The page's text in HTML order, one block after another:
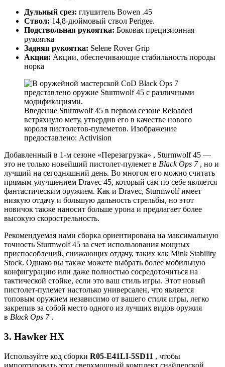
Дульный срез: глушитель Bowen .45
Ствол: 14,8-дюймовый ствол Perigee.
Подствольная рукоятка: Боковая прецизионная
рукоятка
Задняя рукоятка: Selene Rover Grip
Акции: Акции, обеспечивающие стабильность породы
норка
Введение Sturmwolf 45 в первом сезоне Reloaded
встряхнуло мету, утвердив его в качестве нового
короля пистолетов-пулеметов. Изображение
предоставлено: Activision
Добавленный в 1-м сезоне «Перезагрузка» , Sturmwolf 45 —
это не только новейший пистолет-пулемет в Black Ops 7, но и
лучший на сегодняшний день. Во многом его можно считать
прямым улучшением Dravec 45, который сам по себе является
фантастическим оружием. Как и Dravec, Sturmwolf имеет
низкую отдачу и большую дальность стрельбы, но этот
новичок также наносит больше урона и предлагает более
высокую скорострельность.
Рекомендуемая нами сборка ориентирована на максимальную
точность Sturmwolf 45 за счет использования мощных
приспособлений, снижающих отдачу, таких как Mink Stability
Stock. Однако вы также можете выбрать более мобильную
конфигурацию или даже полностью сосредоточиться на
тактической стойке, если это ваш стиль игры. Этот новый
пистолет-пулемет настолько универсален, что является
топовым оружием независимо от вашего стиля игры, легко
закрепив за собой место одного из лучших видов оружия
в Black Ops 7.
3. Hawker HX
Используйте код сборки R05-E41LI-5SD11 , чтобы
импортировать этот сверхмощный комплект снайперской